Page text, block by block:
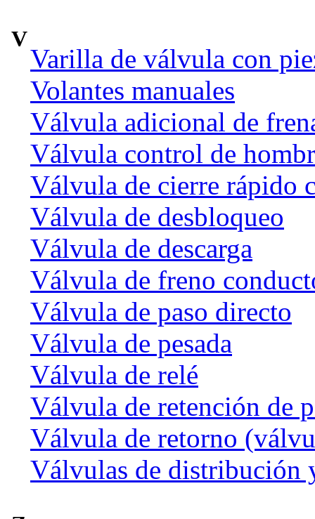
V
Varilla de válvula con
Volantes manuales
Válvula adicional de
Válvula control de
Válvula de cierre rápido
Válvula de desbloqueo
Válvula de descarga
Válvula de freno
Válvula de paso directo
Válvula de pesada
Válvula de relé
Válvula de retención de
Válvula de retorno
Válvulas de distribución